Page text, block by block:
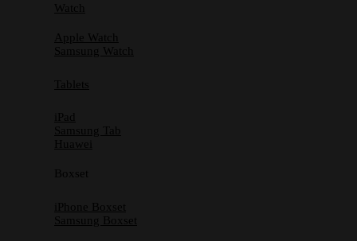
Watch
Apple Watch
Samsung Watch
Tablets
iPad
Samsung Tab
Huawei
Boxset
iPhone Boxset
Samsung Boxset